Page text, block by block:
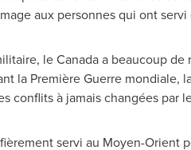
aux personnes qui ont
leCanadaa beaucoup de
la Première Guerre
conflits à jamais changées par
servi au Moyen-